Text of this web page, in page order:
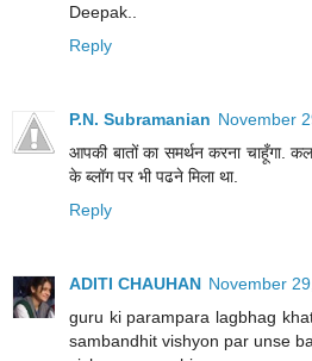
Deepak..
Reply
P.N. Subramanian November
आपकी बातों का समर्थन करना चाहूँगा.
के ब्लॉग पर भी पढने मिला था.
Reply
ADITI CHAUHAN November
guru ki parampara lagbhag
sambandhit vishyon par unse